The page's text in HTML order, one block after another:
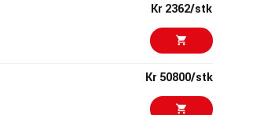
Kr 2362/stk
Kr 50800/stk